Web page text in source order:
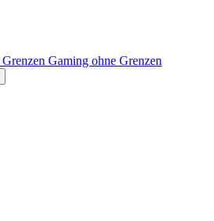
Gaming ohne Grenzen